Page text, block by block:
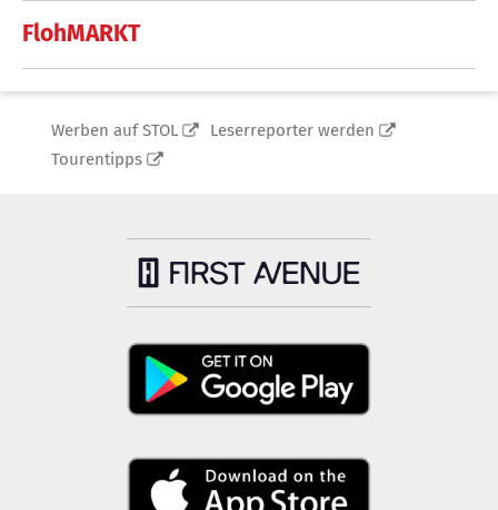
FlohMARKT
Werben auf STOL
Leserreporter werden
Tourentipps